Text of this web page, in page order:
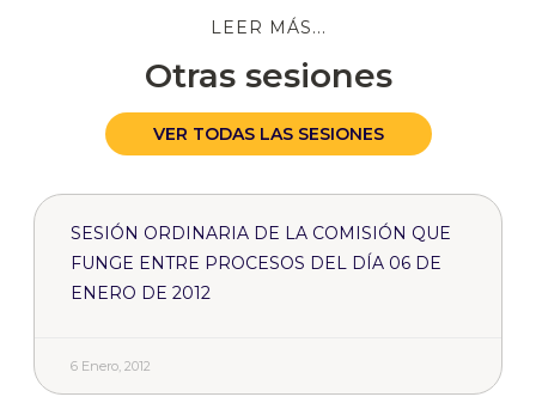
LEER MÁS...
Otras sesiones
VER TODAS LAS SESIONES
SESIÓN ORDINARIA DE LA COMISIÓN QUE
FUNGE ENTRE PROCESOS DEL DÍA 06 DE
ENERO DE 2012
6 Enero, 2012